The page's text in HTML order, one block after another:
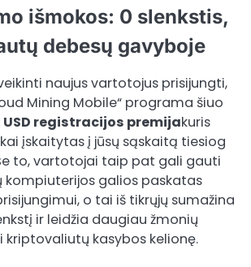
išmokos: 0 slenkstis,
debesų gavyboje
naujus vartotojus prisijungti,
Mining Mobile“ programa šiuo
USD registracijos premijakuris
įskaitytas į jūsų sąskaitą tiesiog
to, vartotojai taip pat gali gauti
kompiuterijos galios paskatas
o tai iš tikrųjų sumažina
ir leidžia daugiau žmonių
kasybos kelionę.